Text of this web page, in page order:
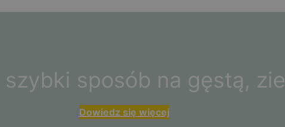
sposób na gęstą,
Dowiedz się więcej